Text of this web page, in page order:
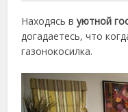
Находясь вуютной
догадаетесь, что
газонокосилка.